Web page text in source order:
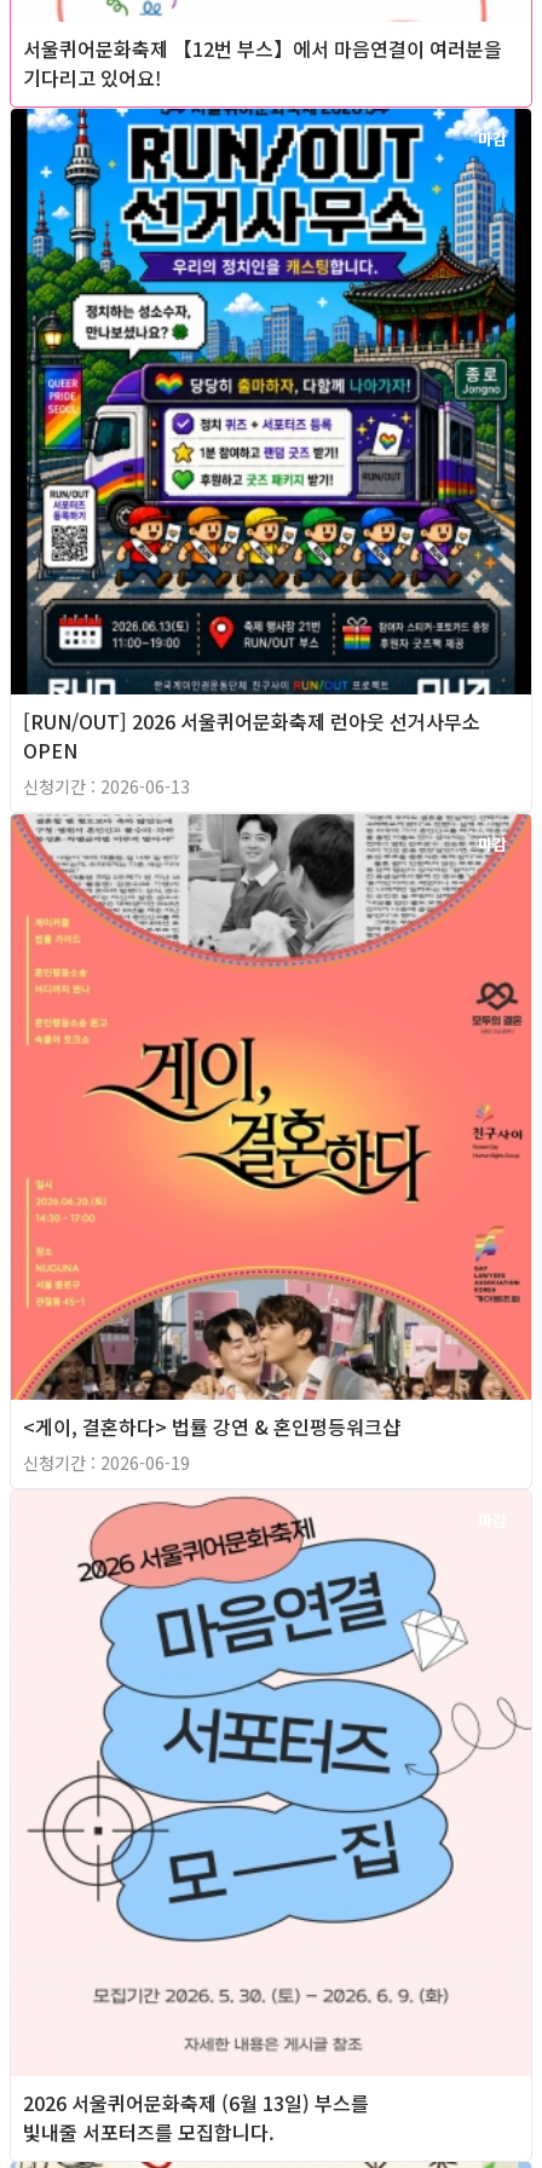
서울퀴어문화축제 【12번 부스】에서 마음연결이 여러분을
기다리고 있어요!
마감
[RUN/OUT] 2026 서울퀴어문화축제 런아웃 선거사무소
OPEN
신청기간 : 2026-06-13
마감
<게이, 결혼하다> 법률 강연 & 혼인평등워크샵
신청기간 : 2026-06-19
2026 서울퀴어문화축제 (6월 13일) 부스를
빛내줄 서포터즈를 모집합니다.